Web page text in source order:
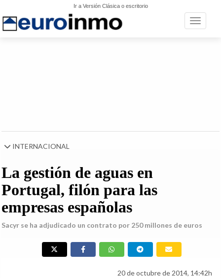
Ir a Versión Clásica o escritorio
Toggle
INTERNACIONAL
La gestión de aguas en
Portugal, filón para las
empresas españolas
Sacyr se ha adjudicado un contrato por 250 millones de euros
20 de octubre de 2014, 14:42h